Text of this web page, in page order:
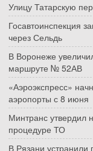
Улицу Татарскую
Госавтоинспекция
через Сельдь
В Воронеже
маршруте № 52АВ
«Аэроэкспресс»
аэропорты с 8 июня
Минтранс утвердил
процедуре ТО
В Рязани устранили